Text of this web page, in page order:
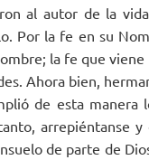
al autor de la
Por la fe en su
la fe que
Ahora bien,
de esta manera
arrepiéntanse
de parte de